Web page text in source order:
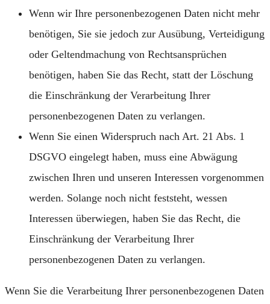
Wenn wir Ihre personenbezogenen Daten nicht mehr
benötigen, Sie sie jedoch zur Ausübung, Verteidigung
oder Geltendmachung von Rechtsansprüchen
benötigen, haben Sie das Recht, statt der Löschung
die Einschränkung der Verarbeitung Ihrer
personenbezogenen Daten zu verlangen.
Wenn Sie einen Widerspruch nach Art. 21 Abs. 1
DSGVO eingelegt haben, muss eine Abwägung
zwischen Ihren und unseren Interessen vorgenommen
werden. Solange noch nicht feststeht, wessen
Interessen überwiegen, haben Sie das Recht, die
Einschränkung der Verarbeitung Ihrer
personenbezogenen Daten zu verlangen.
Wenn Sie die Verarbeitung Ihrer personenbezogenen Daten